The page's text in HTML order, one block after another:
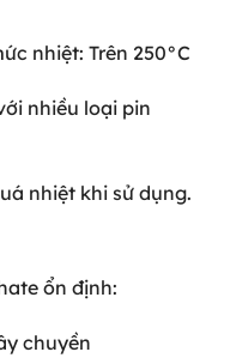
nhiệt: Trên 250°C
nhiều loại pin
nhiệt khi sử dụng.
ổn định:
chuyền